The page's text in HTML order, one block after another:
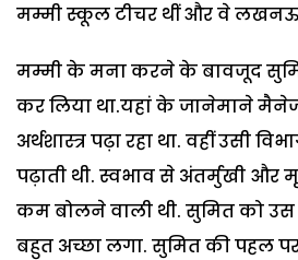
मम्मी स्कूल टीचर थीं और वे लखनऊ
मम्मी के मना करने के बावजूद
कर लिया था.यहां के जानेमाने
अर्थशास्त्र पढ़ा रहा था. वहीं उसी
पढ़ाती थी. स्वभाव से अंतर्मुखी और
कम बोलने वाली थी. सुमित को उस
बहुत अच्छा लगा. सुमित की पहल